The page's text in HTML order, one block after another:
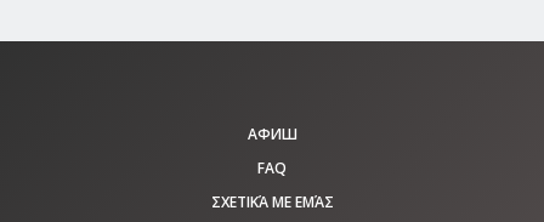
АФИШ
FAQ
ΣΧΕΤΙΚΆ ΜΕ ΕΜΆΣ